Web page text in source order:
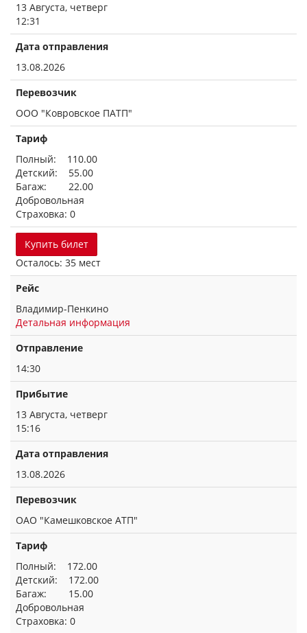
13 Августа, четверг
12:31
Дата отправления
13.08.2026
Перевозчик
ООО "Ковровское ПАТП"
Тариф
Полный: 110.00
Детский: 55.00
Багаж: 22.00
Добровольная
Страховка: 0
Купить билет
Осталось: 35 мест
Рейс
Владимир-Пенкино
Детальная информация
Отправление
14:30
Прибытие
13 Августа, четверг
15:16
Дата отправления
13.08.2026
Перевозчик
ОАО "Камешковское АТП"
Тариф
Полный: 172.00
Детский: 172.00
Багаж: 15.00
Добровольная
Страховка: 0